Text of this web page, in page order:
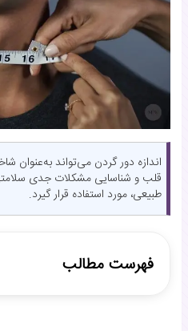
اندازه دور گردن می‌تواند به‌عنوان
قلب و شناسایی مشکلات جدی
طبیعی، مورد استفاده قرار گیرد.
فهرست مطالب